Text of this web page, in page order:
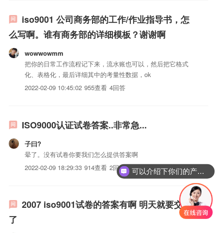
iso9001 公司商务部的工作/作业指导书，怎
么写啊。谁有商务部的详细模板？谢谢啊
wowwowmm
把你的日常工作流程记下来，流水账也可以，然后把它格式
化、表格化，最后详细其中的考量性数据，ok
2022-02-09 10:45:02 955查看 4回答
ISO9000认证试卷答案..非常急...
子曰?
晕了。没有试卷你要我们怎么提供答案啊
2022-02-09 18:29:33 914查看 2回答
2007 iso9001试卷的答案有啊 明天就要交卷
了
可以介绍下你们的产品么？
你们是怎么收费的呢？